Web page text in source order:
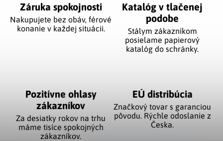
Záruka spokojnosti
Nakupujete bez obáv, férové
​​konanie v každej situácii.
Katalóg v tlačenej
podobe
Stálym zákazníkom
posielame papierový
katalóg do schránky.
Pozitívne ohlasy
zákazníkov
Za desiatky rokov na trhu
máme tisíce spokojných
zákazníkov.
EÚ distribúcia
Značkový tovar s garanciou
pôvodu. Rýchle odoslanie z
Česka.